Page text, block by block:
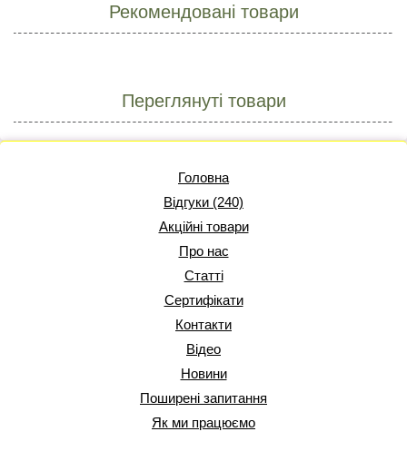
Рекомендовані товари
Переглянуті товари
Головна
Відгуки (240)
Акційні товари
Про нас
Статті
Сертифікати
Контакти
Відео
Новини
Поширені запитання
Як ми працюємо